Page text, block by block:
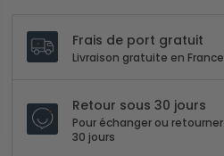
Frais de port gratuit
Livraison gratuite en
Retour sous 30 jours
Pour échanger ou
30 jours